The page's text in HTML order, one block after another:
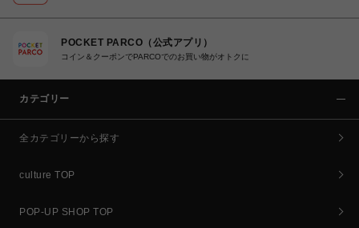
POCKET PARCO（公式アプリ）
コイン＆クーポンでPARCOでのお買い物がオトクに
カテゴリー
全カテゴリーから探す
culture TOP
POP-UP SHOP TOP